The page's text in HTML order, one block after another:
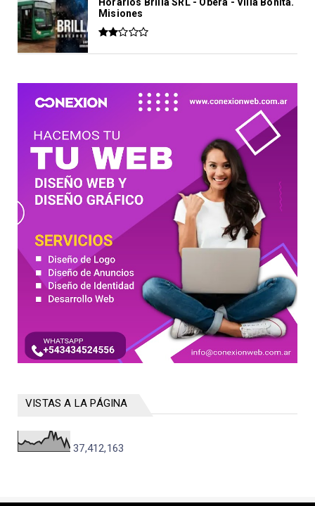
Horarios Brilla SRL - Oberá - Villa Bonita.
Misiones
VISTAS A LA PÁGINA
37,412,163